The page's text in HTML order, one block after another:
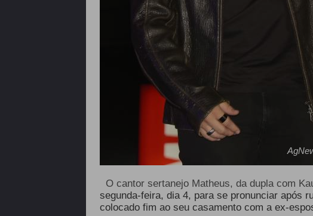
O cantor sertanejo Matheus, da dupla com
segunda-feira, dia 4, para se pronunciar após
colocado fim ao seu casamento com a ex-